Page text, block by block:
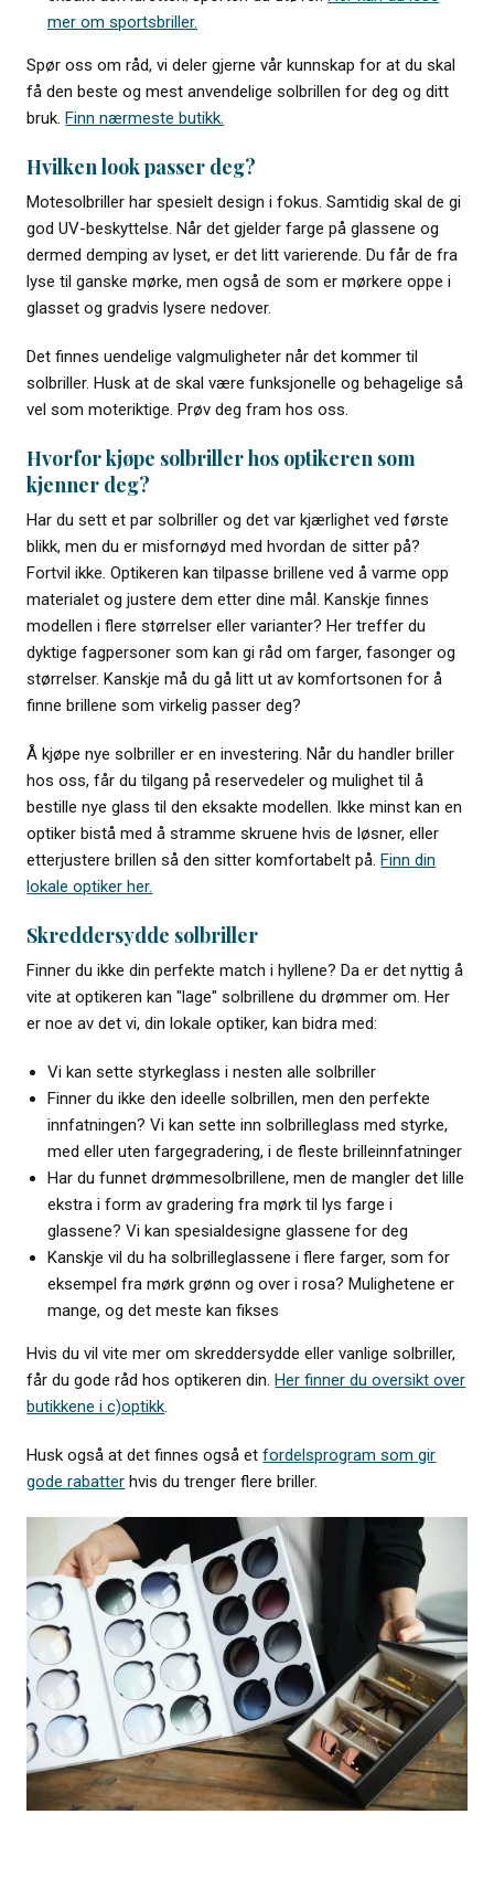
mer om sportsbriller.
Spør oss om råd, vi deler gjerne vår kunnskap for at du skal
få den beste og mest anvendelige solbrillen for deg og ditt
bruk.Finn nærmeste butikk.
Hvilken look passer deg?
Motesolbriller har spesielt design i fokus. Samtidig skal de gi
god UV-beskyttelse. Når det gjelder farge på glassene og
dermed demping av lyset, er det litt varierende. Du får de fra
lyse til ganske mørke, men også de som er mørkere oppe i
glasset og gradvis lysere nedover.
Det finnes uendelige valgmuligheter når det kommer til
solbriller. Husk at de skal være funksjonelle og behagelige så
vel som moteriktige. Prøv deg fram hos oss.
Hvorfor kjøpe solbriller hos optikeren som
kjenner deg?
Har du sett et par solbriller og det var kjærlighet ved første
blikk, men du er misfornøyd med hvordan de sitter på?
Fortvil ikke. Optikeren kan tilpasse brillene ved å varme opp
materialet og justere dem etter dine mål. Kanskje finnes
modellen i flere størrelser eller varianter? Her treffer du
dyktige fagpersoner som kan gi råd om farger, fasonger og
størrelser. Kanskje må du gå litt ut av komfortsonen for å
finne brillene som virkelig passer deg?
Å kjøpe nye solbriller er en investering. Når du handler briller
hos oss, får du tilgang på reservedeler og mulighet til å
bestille nye glass til den eksakte modellen. Ikke minst kan en
optiker bistå med å stramme skruene hvis de løsner, eller
etterjustere brillen så den sitter komfortabelt på.Finn din
lokale optiker her.
Skreddersydde solbriller
Finner du ikke din perfekte match i hyllene? Da er det nyttig å
vite at optikeren kan "lage" solbrillene du drømmer om. Her
er noe av det vi, din lokale optiker, kan bidra med:
Vi kan sette styrkeglass i nesten alle solbriller
Finner du ikke den ideelle solbrillen, men den perfekte
innfatningen? Vi kan sette inn solbrilleglass med styrke,
med eller uten fargegradering, i de fleste brilleinnfatninger
Har du funnet drømmesolbrillene, men de mangler det lille
ekstra i form av gradering fra mørk til lys farge i
glassene? Vi kan spesialdesigne glassene for deg
Kanskje vil du ha solbrilleglassene i flere farger, som for
eksempel fra mørk grønn og over i rosa? Mulighetene er
mange, og det meste kan fikses
Hvis du vil vite mer om skreddersydde eller vanlige solbriller,
får du gode råd hos optikeren din.Her finner du oversikt over
butikkene i c)optikk.
Husk også at det finnes også etfordelsprogram som gir
gode rabatter hvis du trenger flere briller.